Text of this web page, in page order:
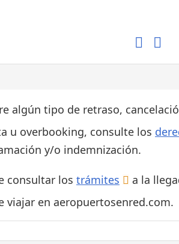
algún tipo de retraso,
u overbooking, consulte los
y/o indemnización.
consultar los trámites a la
viajar en aeropuertosenred.com.